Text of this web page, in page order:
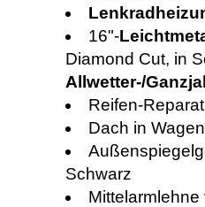
16"-
Diamond Cut, in
Allwetter-/
Reifen-
Dach in
Schwarz
Mittelarmlehne